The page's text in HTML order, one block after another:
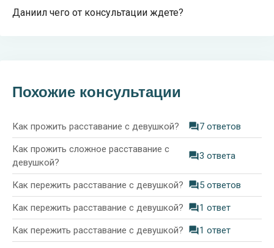
Даниил чего от консультации ждете?
Похожие консультации
Как прожить расставание с девушкой? 7 ответов
Как прожить сложное расставание с
девушкой?
3 ответа
Как пережить расставание с девушкой? 5 ответов
Как пережить расставание с девушкой? 1 ответ
Как пережить расставание с девушкой? 1 ответ